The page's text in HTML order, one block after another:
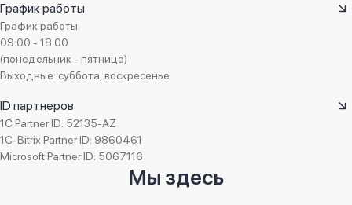
График работы
График работы
09:00 - 18:00
(понедельник - пятница)
Выходные: суббота, воскресенье
ID партнеров
1C Partner ID: 52135-AZ
1C-Bitrix Partner ID: 9860461
Microsoft Partner ID: 5067116
Мы здесь